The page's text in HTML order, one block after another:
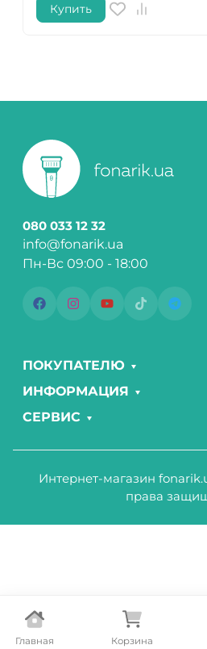
Главная Корзина
Купить
080 033 12 32
info@fonarik.ua
Пн-Вс 09:00 - 18:00
ПОКУПАТЕЛЮ
ИНФОРМАЦИЯ
СЕРВИС
Интернет-магазин
права